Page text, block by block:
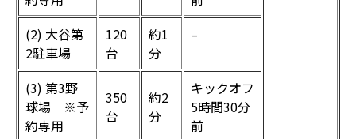
(2) 大谷第
2駐車場
120
台
約1
分
–
(3) 第3野
球場 ※予
約専用
350
台
約2
分
キックオフ
5時間30分
前